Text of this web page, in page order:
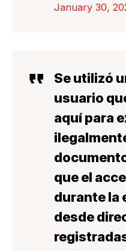
January 30,
Se utilizó
usuario
aquí para
que el
durante la
desde